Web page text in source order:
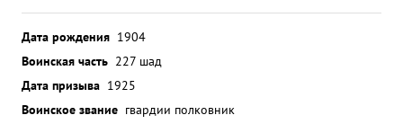
Дата рождения 1904
Воинская часть 227 шад
Дата призыва 1925
Воинское звание гвардии полковник